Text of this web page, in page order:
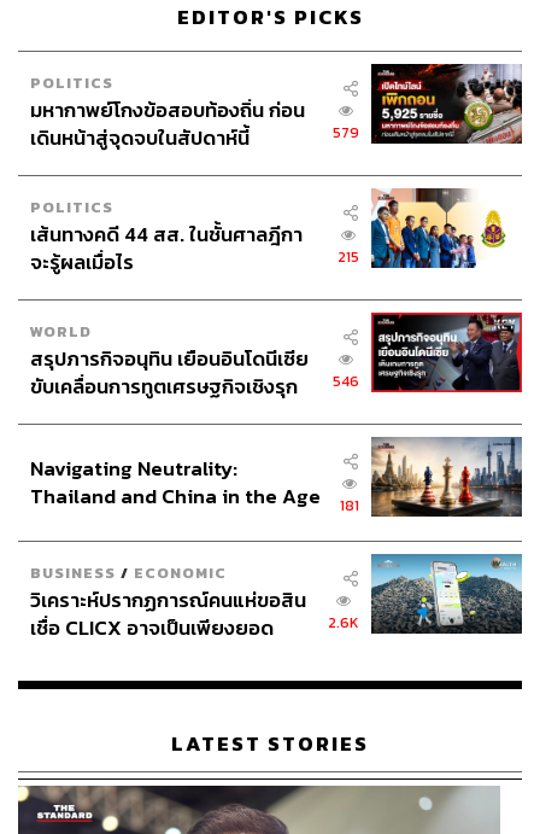
หญิงสาว 3 คนด้วยเหตุผลบางอย่าง อีกทั้งยังมีฉากสั้นๆ ที่
Cassandra บอกใบ้กับเราว่า Ezekiel อาจมีพลังในการมอง
เห็นอนาคตเช่นเดียวกับเธอ และเป็นไปได้ว่าเป้าหมายในการ
ตามล่าครั้งนี้คือการเปลี่ยนแปลงอนาคตที่จะเกิดขึ้น ซึ่งเราคง
ต้องไปหาคำตอบว่าอะไรคือเป้าหมายที่แท้จริงของ Ezekiel
กันต่อในโรงภาพยนตร์
Ezekiel Sims ฉบับภาพยนตร์จะได้ Tahar Rahim ที่เคยฝาก
ผลงานการแสดงเรื่องเยี่ยมมาแล้วใน
The Mauritanian
Globe Awards ในสาขานักแสดงนำชายยอดเยี่ยม ประเภท
ภาพยนตร์ดราม่า และNapoleon(2023) ของผู้กำกับ Ridley
Scott
Julia Carpenter (รับบทโดย Sydney Sweeney)
EDITOR'S PICKS
POLITICS
มหากาพย์โกงข้อสอบท้องถิ่น ก่อน
เดินหน้าสู่จุดจบในสัปดาห์นี้
579
POLITICS
เส้นทางคดี 44 สส. ในชั้นศาลฎีกา
จะรู้ผลเมื่อไร
215
WORLD
สรุปภารกิจอนุทิน เยือนอินโดนีเซีย
ขับเคลื่อนการทูตเศรษฐกิจเชิงรุก
546
Navigating Neutrality:
Thailand and China in the Age
181
BUSINESS / ECONOMIC
วิเคราะห์ปรากฏการณ์คนแห่ขอสิน
เชื่อ CLICX อาจเป็นเพียงยอด
เรือนไทยที่ถูกซุกไว้
2.6K
LATEST STORIES